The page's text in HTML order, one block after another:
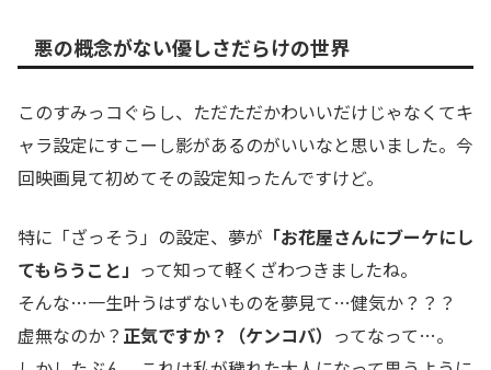
悪の概念がない優しさだらけの世界
このすみっコぐらし、ただただかわいいだけじゃなくてキ
ャラ設定にすこーし影があるのがいいなと思いました。今
回映画見て初めてその設定知ったんですけど。
特に「ざっそう」の設定、夢が 「お花屋さんにブーケにし
てもらうこと」 って知って軽くざわつきましたね。
そんな…一生叶うはずないものを夢見て…健気か？？？
虚無なのか？ 正気ですか？（ケンコバ） ってなって…。